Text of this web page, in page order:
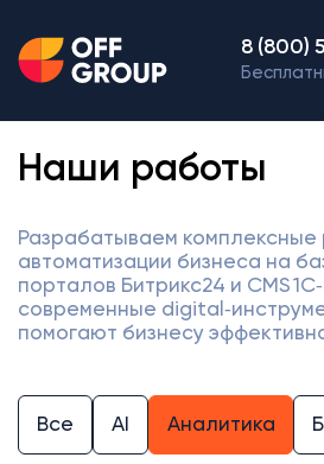
8 (800)
Наши работы
Разрабатываем
автоматизации бизнеса на
порталов Битрикс24 и CMS
современные
помогают бизнесу
Все AI Аналитика